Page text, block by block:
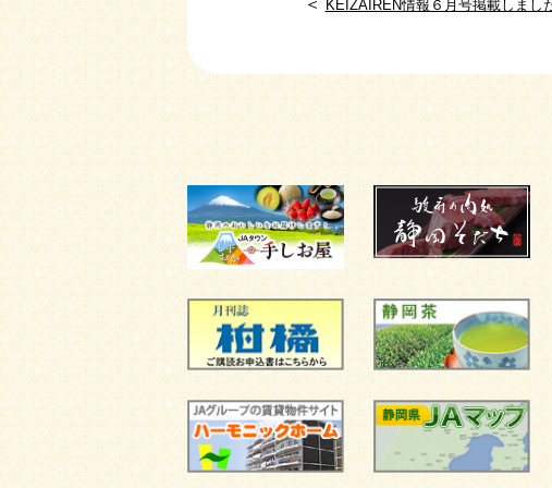
＜ KEIZAIREN情報６月号掲載しまし